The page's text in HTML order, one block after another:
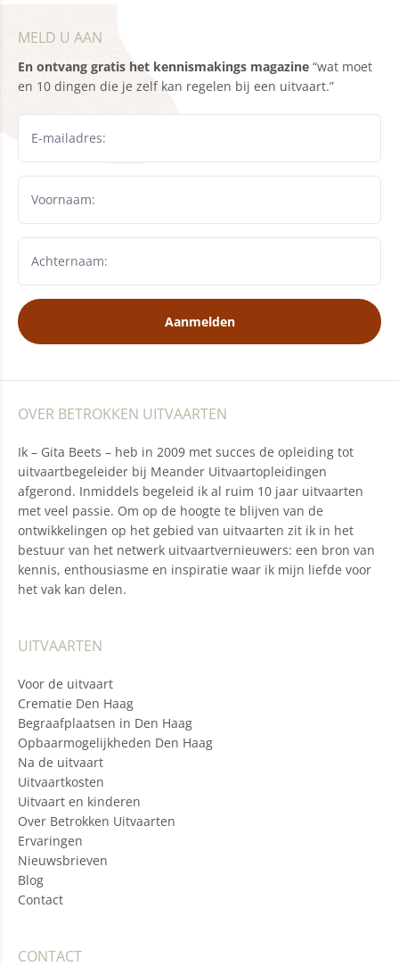
MELD U AAN
En ontvang gratis het kennismakings magazine “wat moet
en 10 dingen die je zelf kan regelen bij een uitvaart.”
Aanmelden
OVER BETROKKEN UITVAARTEN
Ik – Gita Beets – heb in 2009 met succes de opleiding tot
uitvaartbegeleider bij Meander Uitvaartopleidingen
afgerond. Inmiddels begeleid ik al ruim 10 jaar uitvaarten
met veel passie. Om op de hoogte te blijven van de
ontwikkelingen op het gebied van uitvaarten zit ik in het
bestuur van het netwerk uitvaartvernieuwers: een bron van
kennis, enthousiasme en inspiratie waar ik mijn liefde voor
het vak kan delen.
UITVAARTEN
Voor de uitvaart
Crematie Den Haag
Begraafplaatsen in Den Haag
Opbaarmogelijkheden Den Haag
Na de uitvaart
Uitvaartkosten
Uitvaart en kinderen
Over Betrokken Uitvaarten
Ervaringen
Nieuwsbrieven
Blog
Contact
CONTACT